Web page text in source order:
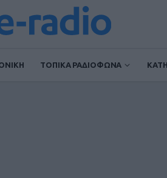
ΤΟΠΙΚΑ ΡΑΔΙΟΦΩΝΑ